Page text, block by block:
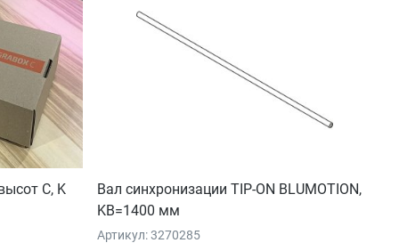
C, K
Вал синхронизации TIP-ON BLUMOTION,
KB=1400 мм
Артикул: 3270285